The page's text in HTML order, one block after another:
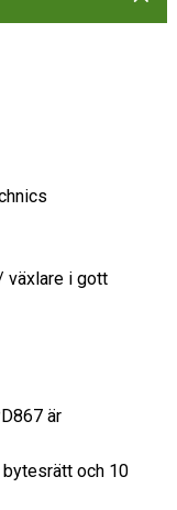
växlare i gott
är
bytesrätt och 10